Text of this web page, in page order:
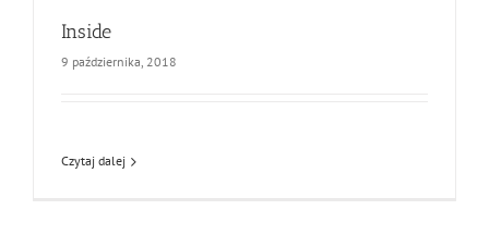
Inside
9 października, 2018
Czytaj dalej